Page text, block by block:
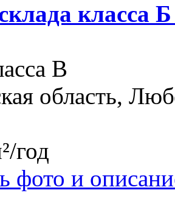
класса
B
область,
год
фото и